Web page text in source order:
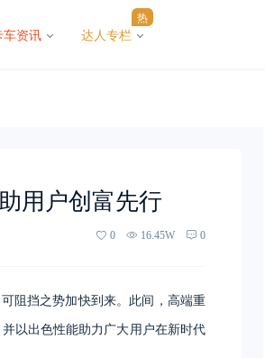
车资讯 达人专栏
热
用户创富先行
0 16.45W 0
阻挡之势加快到来。此间，高端重
以出色性能助力广大用户在新时代